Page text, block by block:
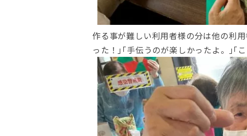
作る事が難しい利用者様の分は他の利
った！｣｢手伝うのが楽しかったよ。｣｢